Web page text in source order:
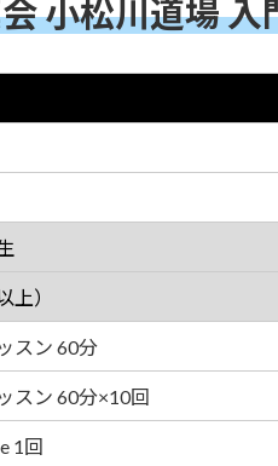
小松川道場 入
上）
スン 60分
スン 60分×10回
1回